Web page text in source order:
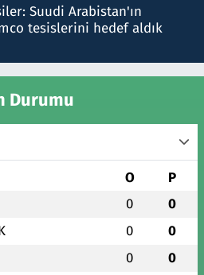
Suudi Arabistan'ın
tesislerini hedef aldık
Durumu
O P
0 0
0 0
0 0